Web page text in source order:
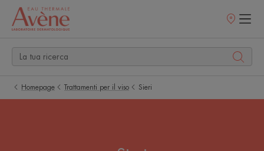
Punti
Homepage Trattamenti per il viso Sieri